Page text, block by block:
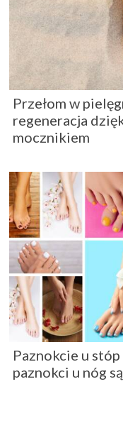
Przełom w
regeneracja
mocznikiem
Paznokcie u
paznokci u nóg